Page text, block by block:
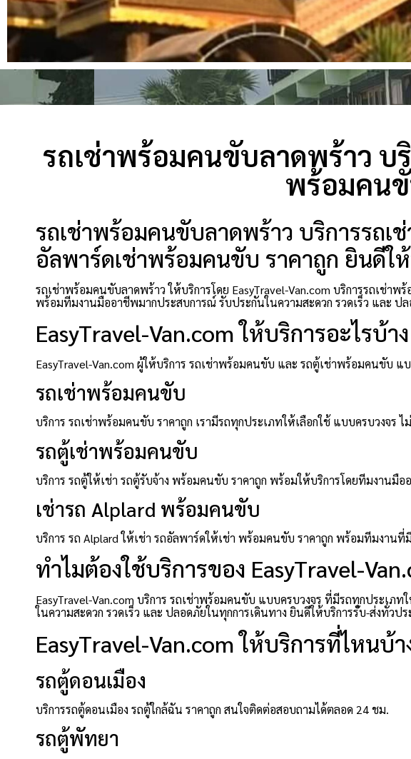
รถเช่าพร้อมคนขับลาดพร้าว บ
พร้อมคน
รถเช่าพร้อมคนขับลาดพร้าว บริการรถ
อัลพาร์ดเช่าพร้อมคนขับ ราคาถูก ยินดีใ
รถเช่าพร้อมคนขับลาดพร้าว ให้บริการโดย EasyTravel-Van.com บริการรถเช่า
พร้อมทีมงานมืออาชีพมากประสบการณ์ รับประกันในความสะดวก รวดเร็ว และ ป
EasyTravel-Van.com ให้บริการอะไรบ้าง
EasyTravel-Van.com ผู้ให้บริการ รถเช่าพร้อมคนขับ และ รถตู้เช่าพร้อมคนขับ แ
รถเช่าพร้อมคนขับ
บริการ รถเช่าพร้อมคนขับ ราคาถูก เรามีรถทุกประเภทให้เลือกใช้ แบบครบวงจร
รถตู้เช่าพร้อมคนขับ
บริการ รถตู้ให้เช่า รถตู้รับจ้าง พร้อมคนขับ ราคาถูก พร้อมให้บริการโดยทีมงาน
เช่ารถ Alplard พร้อมคนขับ
บริการ รถ Alplard ให้เช่า รถอัลพาร์ดให้เช่า พร้อมคนขับ ราคาถูก พร้อมทีมงา
ทำไมต้องใช้บริการของ EasyTravel-
EasyTravel-Van.com บริการ รถเช่าพร้อมคนขับ แบบครบวงจร ที่มีรถทุกประเภ
ในความสะดวก รวดเร็ว และ ปลอดภัยในทุกการเดินทาง ยินดีให้บริการรับ-ส่งทั่วป
EasyTravel-Van.com ให้บริการที่ไหนบ้า
รถตู้ดอนเมือง
บริการรถตู้ดอนเมือง รถตู้ใกล้ฉัน ราคาถูก สนใจติดต่อสอบถามได้ตลอด 24 ชม.
รถตู้พัทยา